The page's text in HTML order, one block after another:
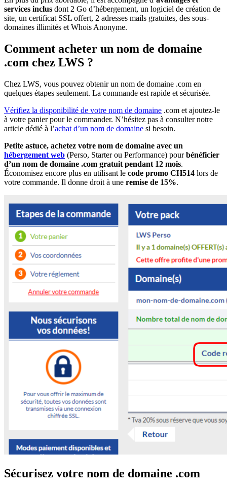
services inclus dont 2 Go d’hébergement, un logiciel de création de
site, un certificat SSL offert, 2 adresses mails gratuites, des sous-
domaines illimités et Whois Anonyme.
Comment acheter un nom de domaine
.com chez LWS ?
Chez LWS, vous pouvez obtenir un nom de domaine .com en
quelques étapes seulement. La commande est rapide et sécurisée.
Vérifiez la disponibilité de votre nom de domaine .com et ajoutez-le
à votre panier pour le commander. N’hésitez pas à consulter notre
article dédié à l’achat d’un nom de domaine si besoin.
Petite astuce, achetez votre nom de domaine avec un
hébergement web (Perso, Starter ou Performance) pourbénéficier
d’un nom de domaine .com gratuit pendant 12 mois.
Économisez encore plus en utilisant le code promo CH514 lors de
votre commande. Il donne droit à une remise de 15%.
Sécurisez votre nom de domaine .com